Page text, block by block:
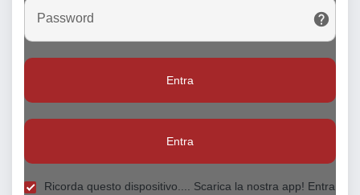
Password
Entra
Entra
Ricorda questo dispositivo.... Scarica la nostra app! Entra